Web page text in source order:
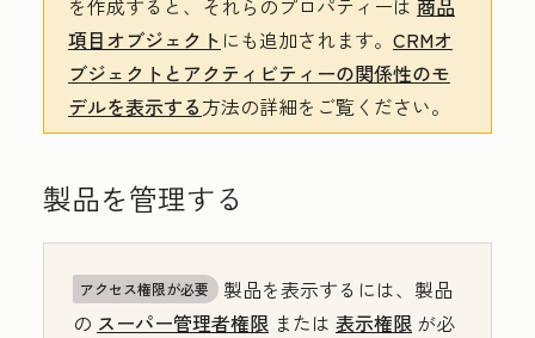
項目オブジェクト にも追加されます。 CRMオ
ブジェクトとアクティビティーの関係性のモ
デルを表示する方法の詳細をご覧ください。
製品を管理する
アクセス権限が必要
製品を表示するには、製品
の スーパー管理者権限 または 表示権限 が必